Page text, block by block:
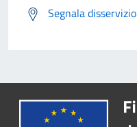
Segnala disservizio